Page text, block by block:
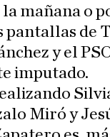
mañana o
pantallas de
y el
imputado.
Miró y